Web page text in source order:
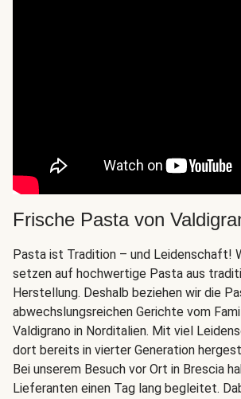
Frische Pasta von
Pasta ist Tradition – und Leidenschaft!
setzen auf hochwertige Pasta aus
Herstellung. Deshalb beziehen wir die
abwechslungsreichen Gerichte vom
Valdigrano in Norditalien. Mit viel
dort bereits in vierter Generation
Bei unserem Besuch vor Ort in Brescia
Lieferanten einen Tag lang begleitet.